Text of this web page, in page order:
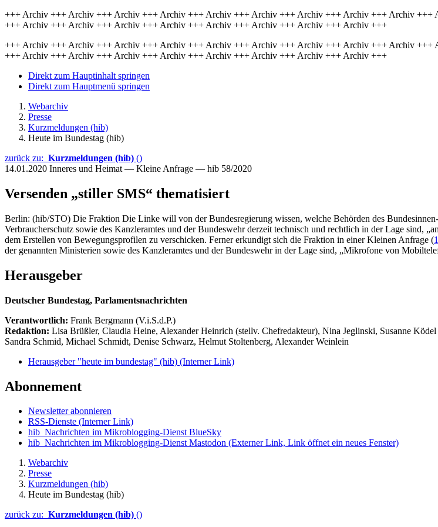
+++ Archiv +++ Archiv +++ Archiv +++ Archiv +++ Archiv +++ Archiv +++ Archiv +++ Archiv +++ Archiv
+++ Archiv +++ Archiv +++ Archiv +++ Archiv +++ Archiv +++ Archiv +++ Archiv +++ Archiv +++
+++ Archiv +++ Archiv +++ Archiv +++ Archiv +++ Archiv +++ Archiv +++ Archiv +++ Archiv +++ Archiv
+++ Archiv +++ Archiv +++ Archiv +++ Archiv +++ Archiv +++ Archiv +++ Archiv +++ Archiv +++
Direkt zum Hauptinhalt springen
Direkt zum Hauptmenü springen
Webarchiv
Presse
Kurzmeldungen (hib)
Heute im Bundestag (hib)
zurück zu: Kurzmeldungen (hib) ()
14.01.2020 Inneres und Heimat — Kleine Anfrage — hib 58/2020
Versenden „stiller SMS“ thematisiert
Berlin: (hib/STO) Die Fraktion Die Linke will von der Bundesregierung wissen, welche Behörden des
Verbraucherschutz sowie des Kanzleramtes und der Bundeswehr derzeit technisch und rechtlich in der Lage sind,
dem Erstellen von Bewegungsprofilen zu verschicken. Ferner erkundigt sich die Fraktion in einer Kleinen Anfrage (
der genannten Ministerien sowie des Kanzleramtes und der Bundeswehr in der Lage sind, „Mikrofone von
Herausgeber
Deutscher Bundestag, Parlamentsnachrichten
Verantwortlich: Frank Bergmann (V.i.S.d.P.)
Redaktion: Lisa Brüßler, Claudia Heine, Alexander Heinrich (stellv. Chefredakteur), Nina Jeglinski, Susanne
Sandra Schmid, Michael Schmidt, Denise Schwarz, Helmut Stoltenberg, Alexander Weinlein
Herausgeber "heute im bundestag" (hib) (Interner Link)
Abonnement
Newsletter abonnieren
RSS-Dienste (Interner Link)
hib_Nachrichten im Mikroblogging-Dienst BlueSky
hib_Nachrichten im Mikroblogging-Dienst Mastodon (Externer Link, Link öffnet ein neues Fenster)
Webarchiv
Presse
Kurzmeldungen (hib)
Heute im Bundestag (hib)
zurück zu: Kurzmeldungen (hib) ()